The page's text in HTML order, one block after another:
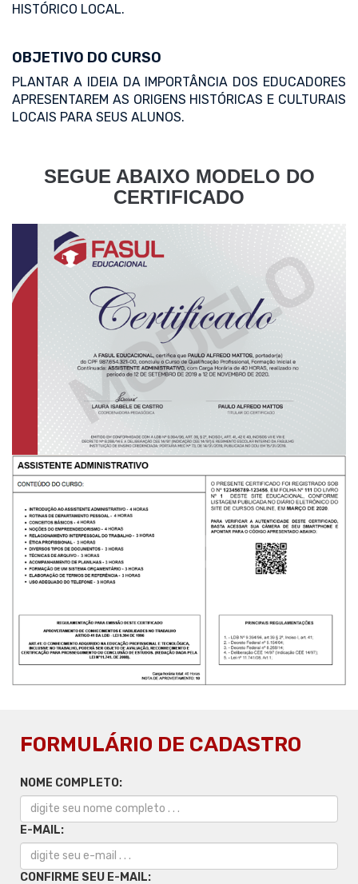
HISTÓRICO LOCAL.
OBJETIVO DO CURSO
PLANTAR A IDEIA DA IMPORTÂNCIA DOS EDUCADORES
APRESENTAREM AS ORIGENS HISTÓRICAS E CULTURAIS
LOCAIS PARA SEUS ALUNOS.
SEGUE ABAIXO MODELO DO
CERTIFICADO
FORMULÁRIO DE CADASTRO
NOME COMPLETO:
E-MAIL:
CONFIRME SEU E-MAIL: